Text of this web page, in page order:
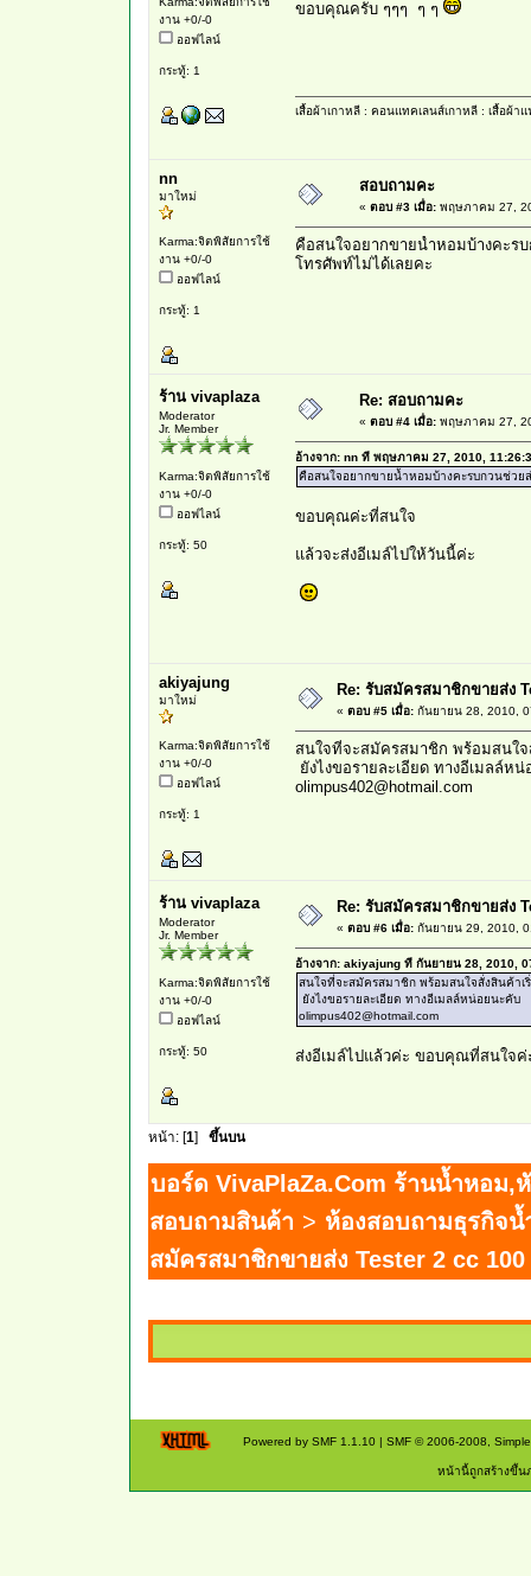
งาน +0/-0
ออฟไลน์
กระทู้: 1
ขอบคุณครับ ๆๆๆ ๆ ๆ
เสื้อผ้าเกาหลี : คอนแทคเลนส์เกาหลี : เสื้อผ้า
nn
มาใหม่
Karma:จิตพิสัยการใช้
งาน +0/-0
ออฟไลน์
กระทู้: 1
สอบถามคะ
« ตอบ #3 เมื่อ: พฤษภาคม 27,
คือสนใจอยากขายน้ำหอมบ้างคะร
โทรศัพท์ไม่ได้เลยคะ
ร้าน vivaplaza
Moderator
Jr. Member
Karma:จิตพิสัยการใช้
งาน +0/-0
ออฟไลน์
กระทู้: 50
Re: สอบถามคะ
« ตอบ #4 เมื่อ: พฤษภาคม 27,
อ้างจาก: nn ที่ พฤษภาคม 27, 2010,
คือสนใจอยากขายน้ำหอมบ้างคะรบกวนช่วย
ขอบคุณค่ะที่สนใจ
แล้วจะส่งอีเมล์ไปให้วันนี้ค่ะ
akiyajung
มาใหม่
Karma:จิตพิสัยการใช้
งาน +0/-0
ออฟไลน์
กระทู้: 1
Re: รับสมัครสมาชิกขายส่ง
« ตอบ #5 เมื่อ: กันยายน 28, 2010,
สนใจที่จะสมัครสมาชิก พร้อมสนใ
ยังไงขอรายละเอียด ทางอีเมลล์ห
olimpus402@hotmail.com
ร้าน vivaplaza
Moderator
Jr. Member
Karma:จิตพิสัยการใช้
งาน +0/-0
ออฟไลน์
กระทู้: 50
Re: รับสมัครสมาชิกขายส่ง
« ตอบ #6 เมื่อ: กันยายน 29, 2010,
อ้างจาก: akiyajung ที่ กันยายน 28, 2010,
สนใจที่จะสมัครสมาชิก พร้อมสนใจสั่งสินค้า
ยังไงขอรายละเอียด ทางอีเมลล์หน่อยนะคับ
olimpus402@hotmail.com
ส่งอีเมล์ไปแล้วค่ะ ขอบคุณที่สนใจค่
หน้า: [1] ขึ้นบน
บอร์ด VivaPlaZa.Com ร้านน้ำหอม
สอบถามสินค้า > ห้องสอบถามธุรกิจน้
สมัครสมาชิกขายส่ง Tester 2 cc
Powered by SMF 1.1.10 | SMF © 2006-2008,
หน้านี้ถูกสร้างขึ้น